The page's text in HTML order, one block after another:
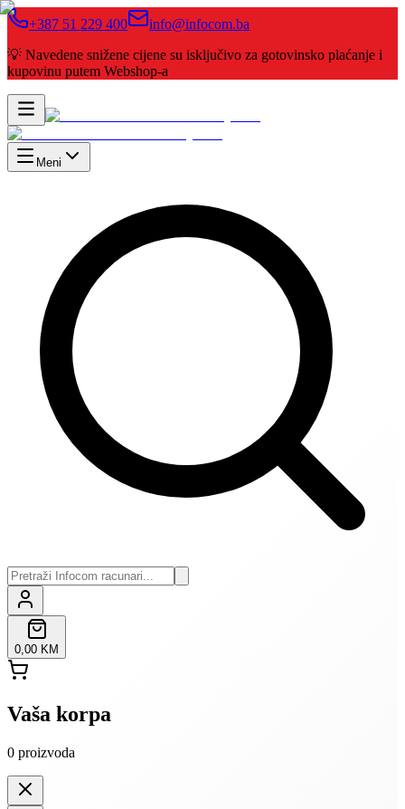
+387 51 229 400
info@infocom.ba
💡 Navedene snižene cijene su isključivo za gotovinsko plaćanje i
kupovinu putem Webshop-a
Meni
0,00 KM
Vaša korpa
0 proizvoda